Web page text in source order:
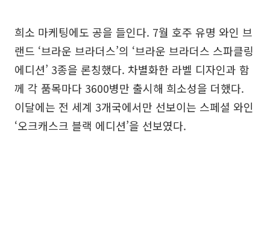
희소 마케팅에도 공을 들인다. 7월 호주 유명 와인 브
랜드 ‘브라운 브라더스’의 ‘브라운 브라더스 스파클링
에디션’ 3종을 론칭했다. 차별화한 라벨 디자인과 함
께 각 품목마다 3600병만 출시해 희소성을 더했다.
이달에는 전 세계 3개국에서만 선보이는 스페셜 와인
‘오크캐스크 블랙 에디션’을 선보였다.